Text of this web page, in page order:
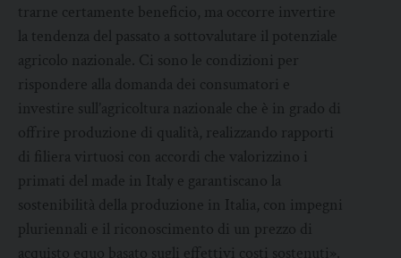
trarne certamente beneficio, ma occorre invertire
la tendenza del passato a sottovalutare il potenziale
agricolo nazionale. Ci sono le condizioni per
rispondere alla domanda dei consumatori e
investire sull’agricoltura nazionale che è in grado di
offrire produzione di qualità, realizzando rapporti
di filiera virtuosi con accordi che valorizzino i
primati del made in Italy e garantiscano la
sostenibilità della produzione in Italia, con impegni
pluriennali e il riconoscimento di un prezzo di
acquisto equo basato sugli effettivi costi sostenuti».